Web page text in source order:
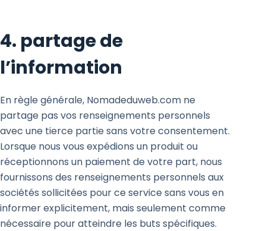
4. partage de
l’information
En règle générale, Nomadeduweb.com ne
partage pas vos renseignements personnels
avec une tierce partie sans votre consentement.
Lorsque nous vous expédions un produit ou
réceptionnons un paiement de votre part, nous
fournissons des renseignements personnels aux
sociétés sollicitées pour ce service sans vous en
informer explicitement, mais seulement comme
nécessaire pour atteindre les buts spécifiques.